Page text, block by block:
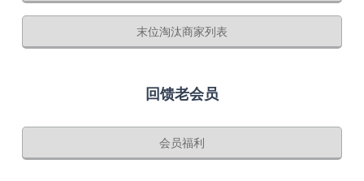
末位淘汰商家列表
回馈老会员
会员福利